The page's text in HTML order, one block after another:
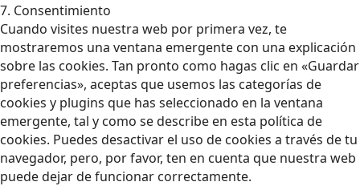
7. Consentimiento
Cuando visites nuestra web por primera vez, te
mostraremos una ventana emergente con una explicación
sobre las cookies. Tan pronto como hagas clic en «Guardar
preferencias», aceptas que usemos las categorías de
cookies y plugins que has seleccionado en la ventana
emergente, tal y como se describe en esta política de
cookies. Puedes desactivar el uso de cookies a través de tu
navegador, pero, por favor, ten en cuenta que nuestra web
puede dejar de funcionar correctamente.